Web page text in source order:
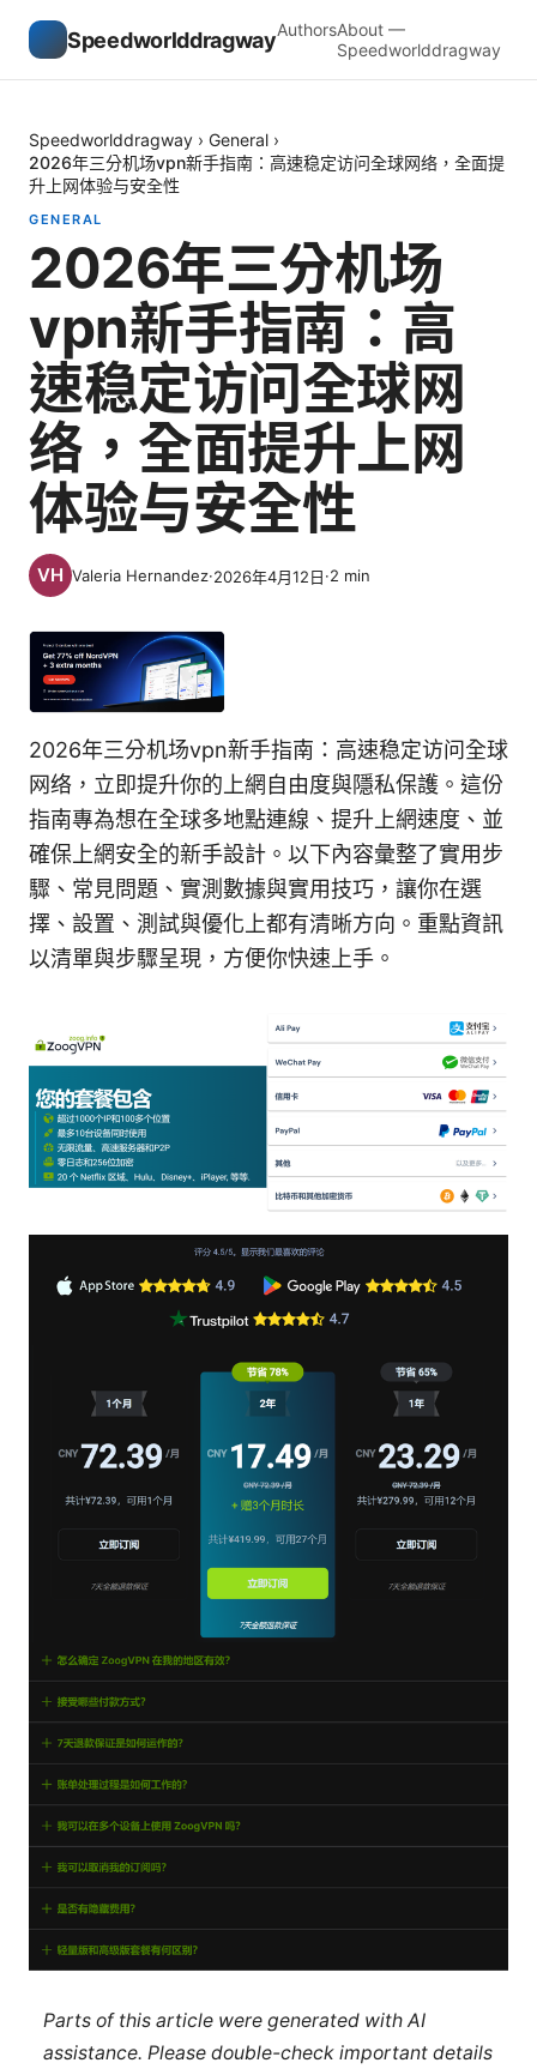
SpeedworlddragwayAuthorsAbout —
Speedworlddragway
Speedworlddragway › General ›
2026年三分机场vpn新手指南：高速稳定访问全球网络，全面提
升上网体验与安全性
GENERAL
2026年三分机场
vpn新手指南：高
速稳定访问全球网
络，全面提升上网
体验与安全性
Valeria Hernandez·2026年4月12日·2 min
2026年三分机场vpn新手指南：高速稳定访问全球
网络，立即提升你的上網自由度與隱私保護。這份
指南專為想在全球多地點連線、提升上網速度、並
確保上網安全的新手設計。以下內容彙整了實用步
驟、常見問題、實測數據與實用技巧，讓你在選
擇、設置、測試與優化上都有清晰方向。重點資訊
以清單與步驟呈現，方便你快速上手。
Parts of this article were generated with AI
assistance. Please double-check important details